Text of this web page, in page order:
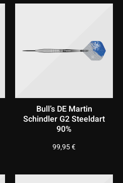
Bull’s DE Martin
Schindler G2 Steeldart
90%
99,95€